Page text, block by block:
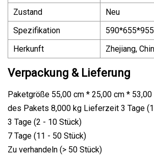
Zustand
Neu
Spezifikation
Herkunft
Zhejiang,
Verpackung & Lieferung
Paketgröße 55,00 cm * 25,00 cm *
des Pakets 8,000 kg Lieferzeit 3 ​​Tage
3 Tage (2 - 10 Stück)
7 Tage (11 - 50 Stück)
Zu verhandeln (> 50 Stück)